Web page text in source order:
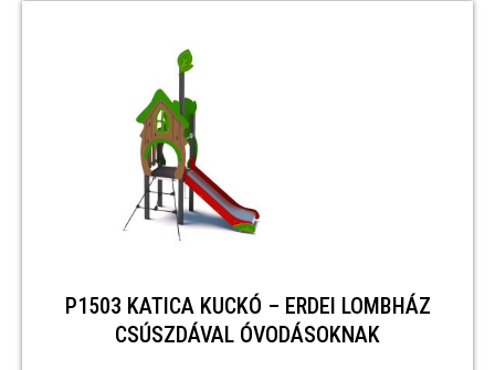
P1503 KATICA KUCKÓ – ERDEI LOMBHÁZ
CSÚSZDÁVAL ÓVODÁSOKNAK